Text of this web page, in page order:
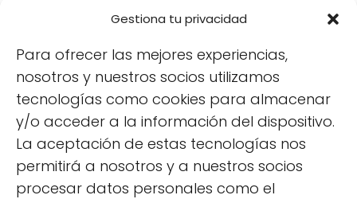
Gestiona tu privacidad
Para ofrecer las mejores experiencias,
nosotros y nuestros socios utilizamos
tecnologías como cookies para almacenar
y/o acceder a la información del dispositivo.
La aceptación de estas tecnologías nos
permitirá a nosotros y a nuestros socios
procesar datos personales como el
10 cultivos para comenzar con tu huerto urbano
Cómo hacer semilleros caseros de forma sencilla
¿Por qué salen hongos en las plantas? Síntomas,
prevención y tratamientos
Cuidados de la Poinsettia o Flor de Pascua en
invierno